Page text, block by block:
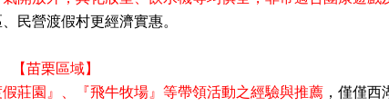
、民營渡假村更經濟實惠。
【苗栗區域】
莊園 』 『飛牛牧場』等帶領活動之經驗與推薦 ，僅僅